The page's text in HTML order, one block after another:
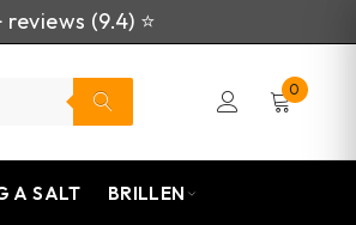
(9.4) ⭐
0
A SALT
BRILLEN